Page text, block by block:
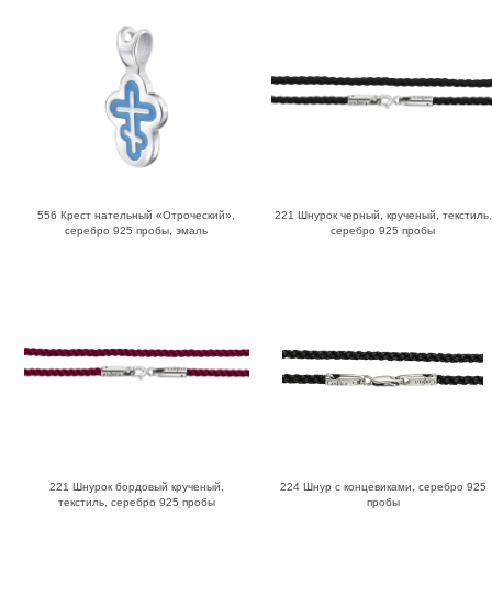
556 Крест нательный «Отроческий»,
серебро 925 пробы, эмаль
221 Шнурок черный, крученый, текстиль,
серебро 925 пробы
221 Шнурок бордовый крученый,
текстиль, серебро 925 пробы
224 Шнур с концевиками, серебро 925
пробы